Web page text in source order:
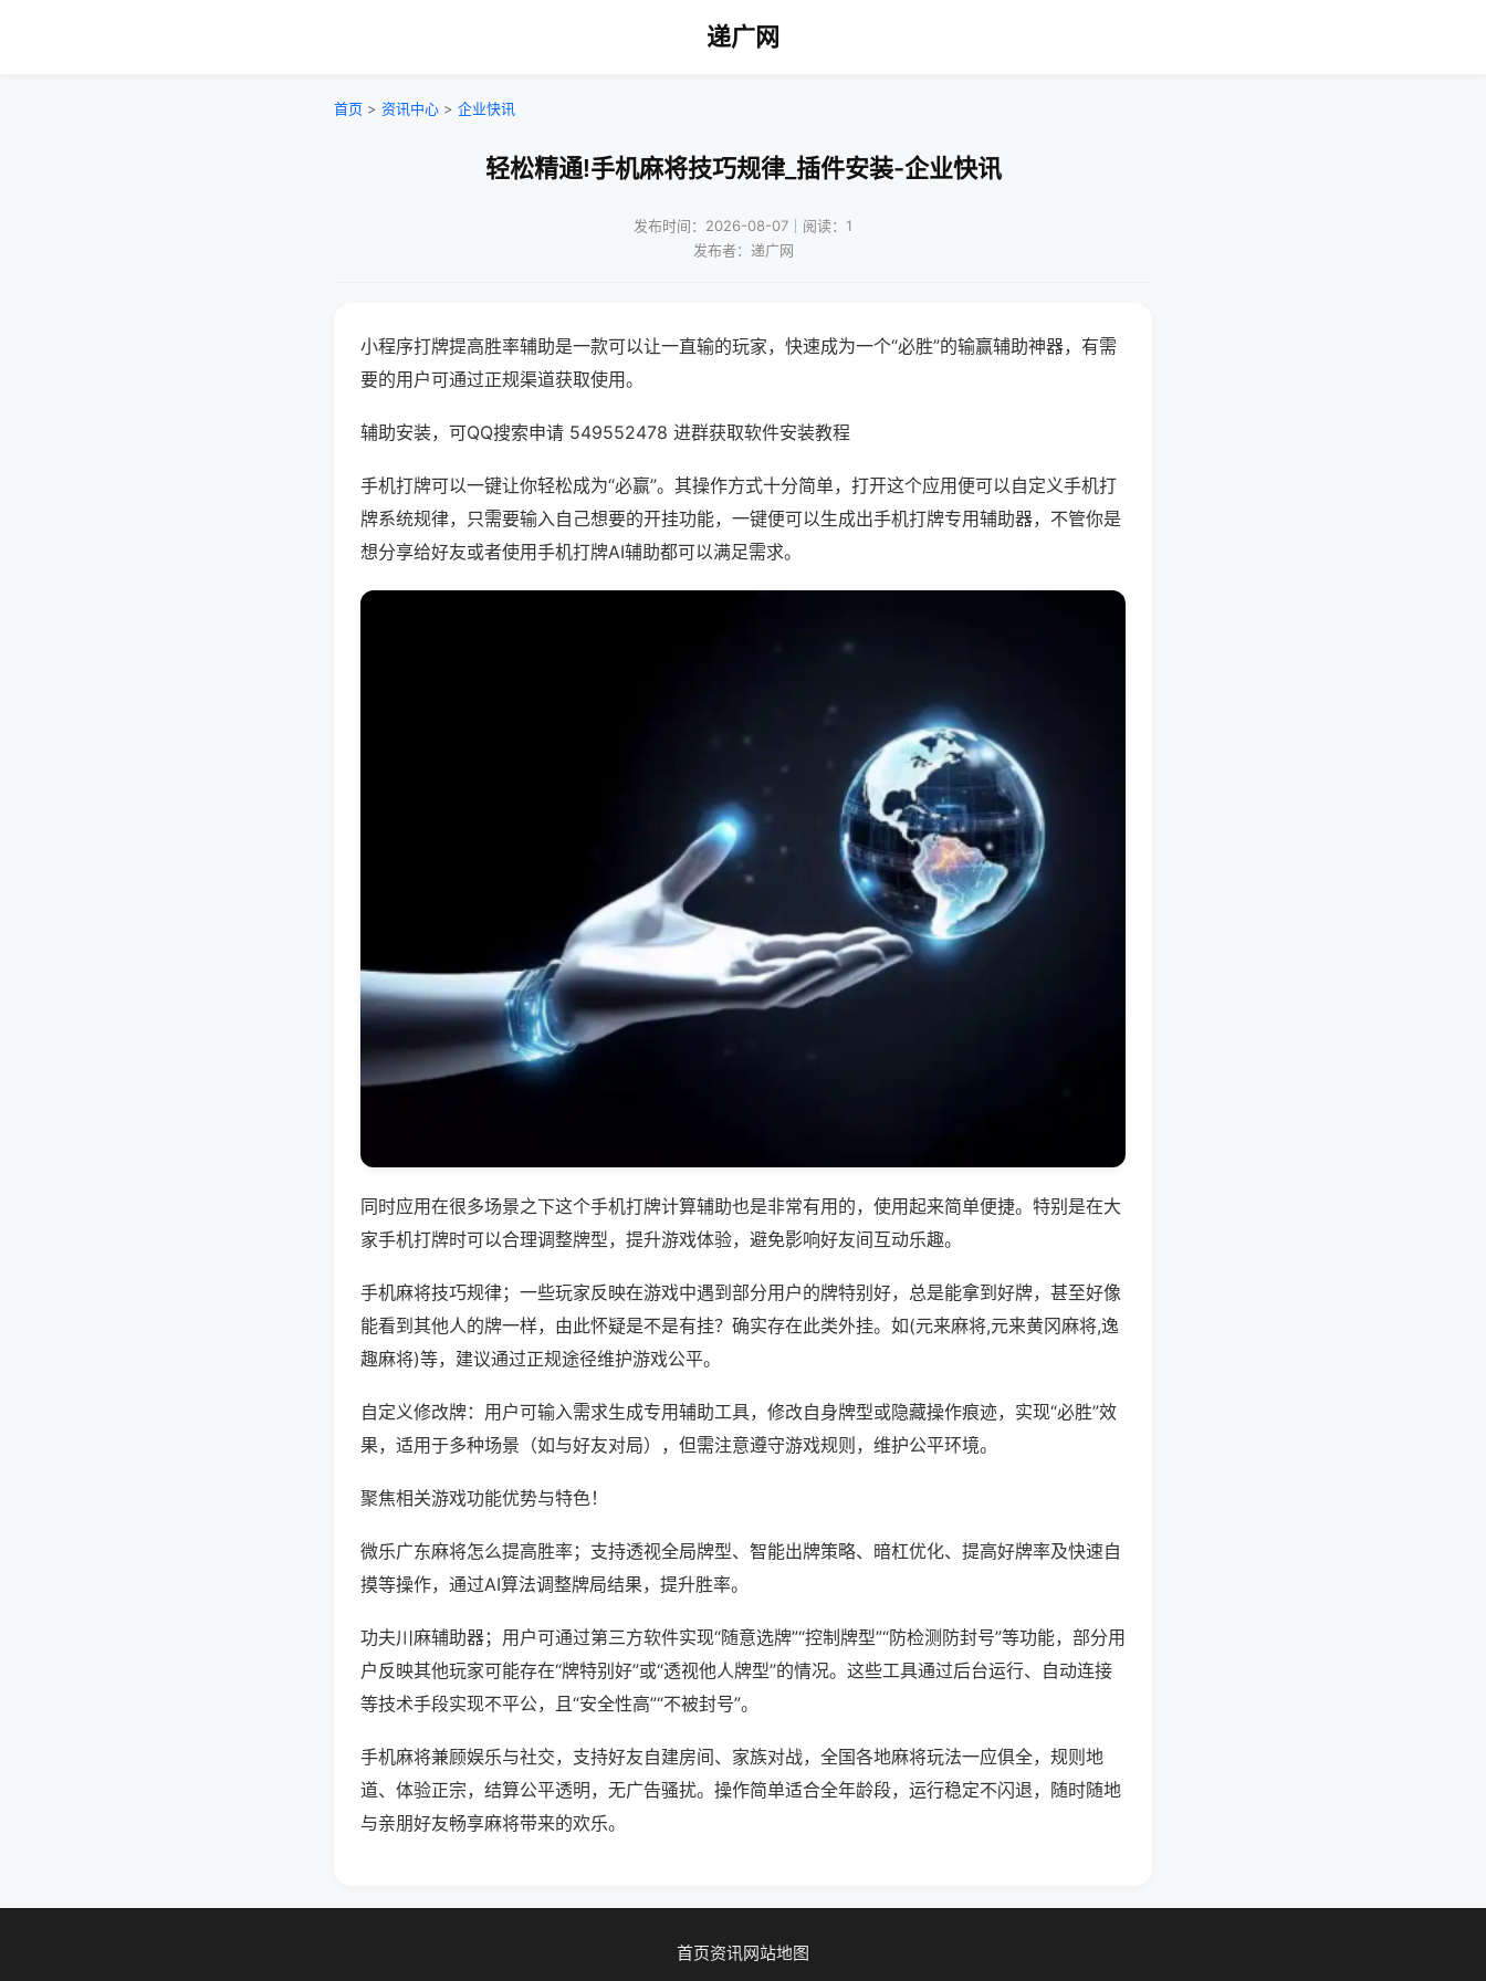
递广网
首页 > 资讯中心 > 企业快讯
轻松精通!手机麻将技巧规律_插件安装-企业快讯
发布时间：2026-08-07｜阅读：1
发布者：递广网
小程序打牌提高胜率辅助是一款可以让一直输的玩家，快速成为一个“必胜”的输赢辅助神器，有需
要的用户可通过正规渠道获取使用。
辅助安装，可QQ搜索申请 549552478 进群获取软件安装教程
手机打牌可以一键让你轻松成为“必赢”。其操作方式十分简单，打开这个应用便可以自定义手机打
牌系统规律，只需要输入自己想要的开挂功能，一键便可以生成出手机打牌专用辅助器，不管你是
想分享给好友或者使用手机打牌AI辅助都可以满足需求。
同时应用在很多场景之下这个手机打牌计算辅助也是非常有用的，使用起来简单便捷。特别是在大
家手机打牌时可以合理调整牌型，提升游戏体验，避免影响好友间互动乐趣。
手机麻将技巧规律；一些玩家反映在游戏中遇到部分用户的牌特别好，总是能拿到好牌，甚至好像
能看到其他人的牌一样，由此怀疑是不是有挂？确实存在此类外挂。如(元来麻将,元来黄冈麻将,逸
趣麻将)等，建议通过正规途径维护游戏公平。
自定义修改牌：用户可输入需求生成专用辅助工具，修改自身牌型或隐藏操作痕迹，实现“必胜”效
果，适用于多种场景（如与好友对局），但需注意遵守游戏规则，维护公平环境。
聚焦相关游戏功能优势与特色！
微乐广东麻将怎么提高胜率；支持透视全局牌型、智能出牌策略、暗杠优化、提高好牌率及快速自
摸等操作，通过AI算法调整牌局结果，提升胜率。
功夫川麻辅助器；用户可通过第三方软件实现“随意选牌”“控制牌型”“防检测防封号”等功能，部分用
户反映其他玩家可能存在“牌特别好”或“透视他人牌型”的情况。这些工具通过后台运行、自动连接
等技术手段实现不平公，且“安全性高”“不被封号”。
手机麻将兼顾娱乐与社交，支持好友自建房间、家族对战，全国各地麻将玩法一应俱全，规则地
道、体验正宗，结算公平透明，无广告骚扰。操作简单适合全年龄段，运行稳定不闪退，随时随地
与亲朋好友畅享麻将带来的欢乐。
首页资讯网站地图